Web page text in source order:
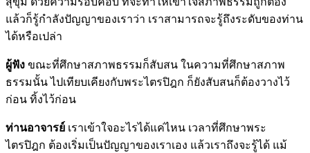
แล้วก็รู้กำลังปัญญาของเราว่า เราสามารถจะรู้ถึงระดับของท่าน
ได้หรือเปล่า
ผู้ฟัง ขณะที่ศึกษาสภาพธรรมก็สับสน ในความที่ศึกษาสภาพ
ธรรมนั้น ไปเทียบเคียงกับพระไตรปิฎก ก็ยังสับสนก็ต้องวางไว้
ก่อน ทิ้งไว้ก่อน
ท่านอาจารย์ เราเข้าใจอะไรได้แค่ไหน เวลาที่ศึกษาพระ
ไตรปิฎก ต้องเริ่มเป็นปัญญาของเราเอง แล้วเราถึงจะรู้ได้ แม้